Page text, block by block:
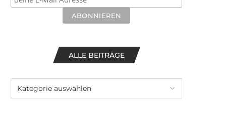
ALLE BEITRÄGE